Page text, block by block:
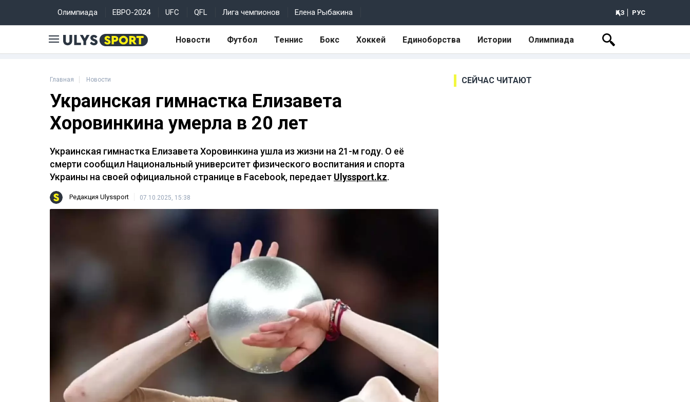
Олимпиада ЕВРО-2024 UFC QFL Лига чемпионов Елена Рыбакина ҚАЗ РУС
Новости Футбол Теннис Бокс Хоккей Единоборства Истории Олимпиада
Главная Новости
Украинская гимнастка Елизавета
Хоровинкина умерла в 20 лет
Украинская гимнастка Елизавета Хоровинкина ушла из жизни на 21-м году. О её
смерти сообщил Национальный университет физического воспитания и спорта
Украины на своей официальной странице в Facebook, передает Ulyssport.kz.
Редакция Ulyssport 07.10.2025, 15:38
СЕЙЧАС ЧИТАЮТ